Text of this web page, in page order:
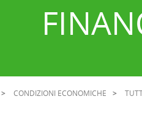
CONDIZIONI ECONOMICHE